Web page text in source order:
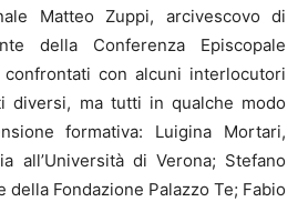
Matteo Zuppi, arcivescovo di
della Conferenza Episcopale
con alcuni interlocutori
diversi, ma tutti in qualche modo
formativa: Luigina Mortari,
all’Università di Verona; Stefano
della Fondazione Palazzo Te; Fabio